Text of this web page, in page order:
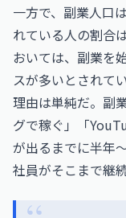
一方で、副業人口
れている人の割合
おいては、副業を
スが多いとされてい
理由は単純だ。副
グで稼ぐ」「
が出るまでに半年
社員がそこまで継